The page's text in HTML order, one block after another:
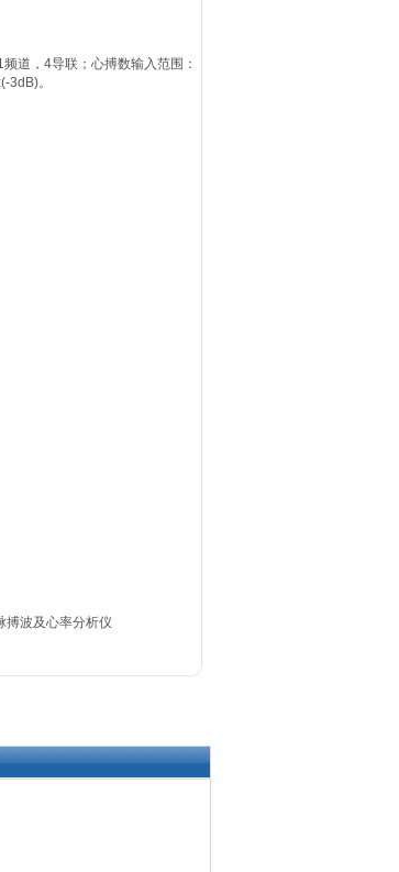
道，4导联；心搏数输入范围：
3dB)。
搏波及心率分析仪